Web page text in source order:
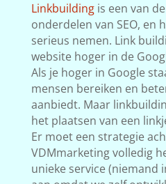
Linkbuildingis een van
onderdelen van SEO, en
serieus nemen. Link
website hoger in de
Als je hoger in Google
mensen bereiken en
aanbiedt. Maar
het plaatsen van een
Er moet een strategie
VDMmarketing volledig
unieke service (niemand